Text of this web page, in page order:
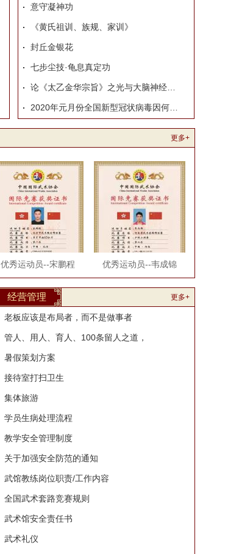
意守凝神功
《黄氏祖训、族规、家训》
封丘金银花
七步尘技·龟息真定功
更多+
优秀运动员--宋鹏程 优秀运动员--韦成锦
经营管理 更多+
老板应该是布局者，而不是做事者
管人、用人、育人、100条留人之道，
暑假策划方案
接待室打扫卫生
集体旅游
学员生病处理流程
教学安全管理制度
关于加强安全防范的通知
武馆教练岗位职责/工作内容
全国武术套路竞赛规则
武术馆安全责任书
武术礼仪